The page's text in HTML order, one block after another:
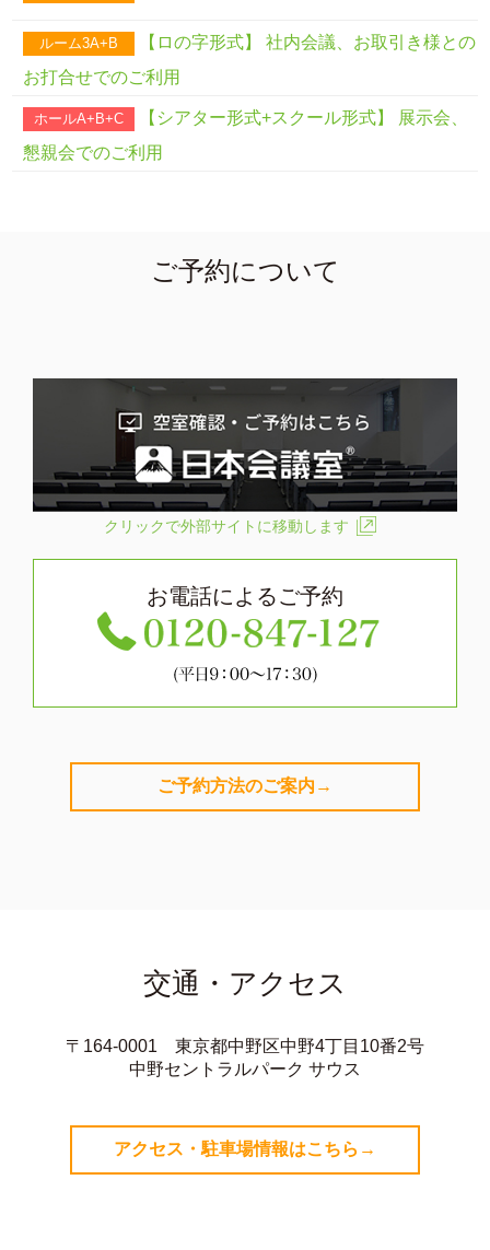
ルーム3A+B
【ロの字形式】 社内会議、お取引き様との
お打合せでのご利用
ホールA+B+C
【シアター形式+スクール形式】 展示会、
懇親会でのご利用
ご予約について
クリックで外部サイトに移動します
お電話によるご予約
ご予約方法のご案内→
交通・アクセス
〒164-0001 東京都中野区中野4丁目10番2号
中野セントラルパーク サウス
アクセス・駐車場情報はこちら→